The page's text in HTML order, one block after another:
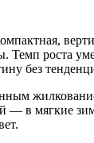
роста
без
в мягкие